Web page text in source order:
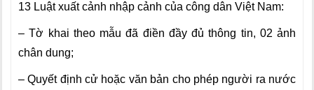
13 Luật xuất cảnh nhập cảnh của công dân Việt Nam:
– Tờ khai theo mẫu đã điền đầy đủ thông tin, 02 ảnh
chân dung;
–Quyết địnhcử hoặc văn bản cho phép người ra nước